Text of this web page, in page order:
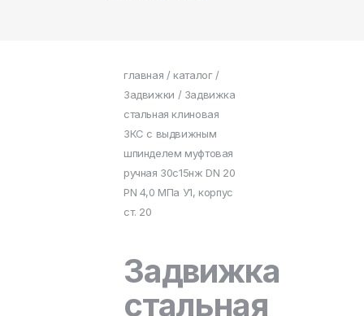
главная / каталог/
Задвижки / Задвижка
стальная клиновая
ЗКС с выдвижным
шпинделем муфтовая
ручная 30с15нж DN 20
PN 4,0 МПа У1, корпус
ст. 20
Задвижка
стальная